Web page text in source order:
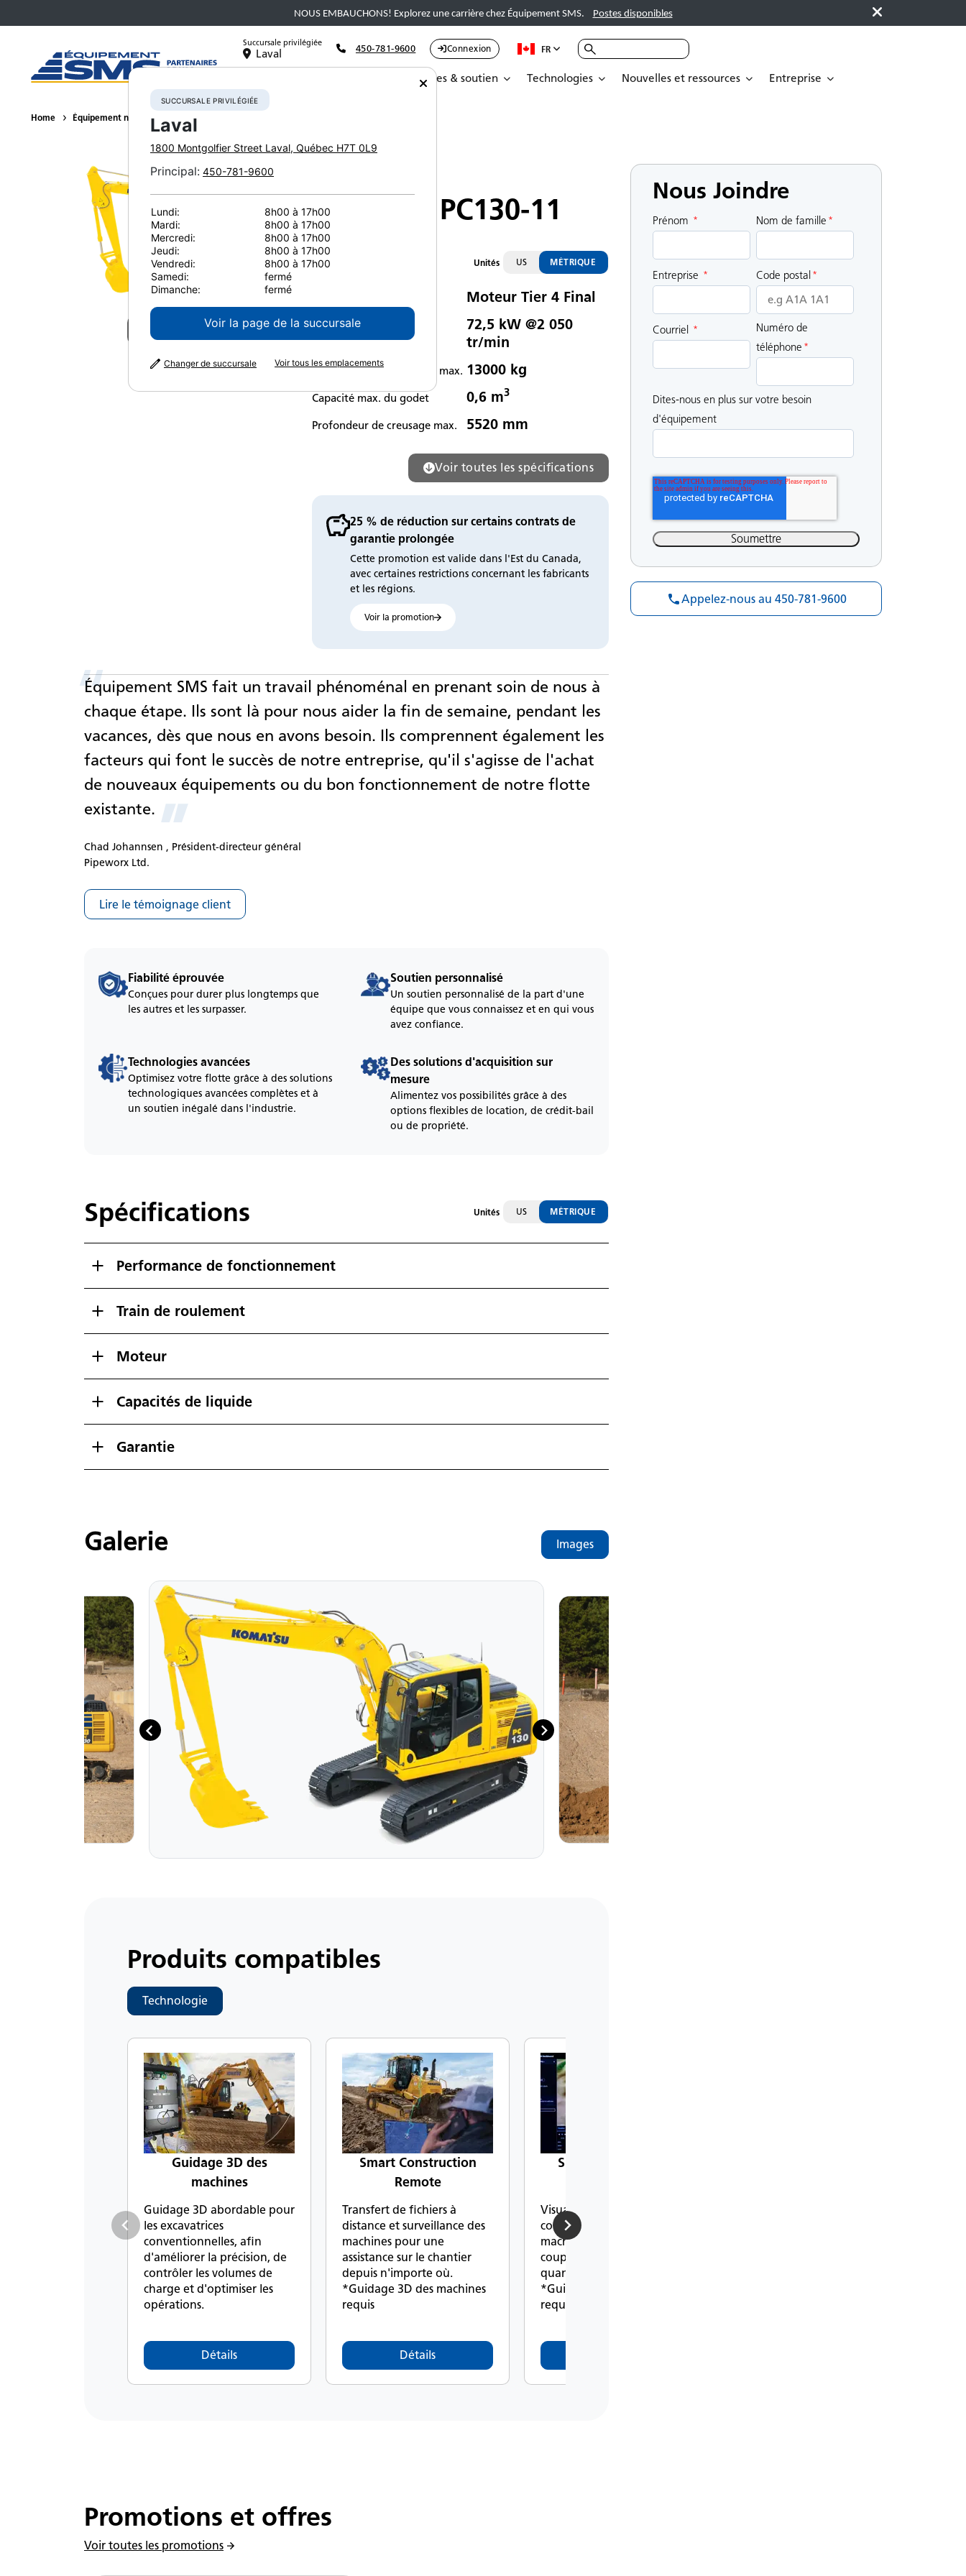
NOUS EMBAUCHONS! Explorez une carrière chez Équipement SMS. Postes disponibles
Succursale privilégiée
Laval 450-781-9600 Connexion FR
Services & soutien Technologies Nouvelles et ressources Entreprise
Home Équipement neuf Excavatrices
Voir la galerie
Komatsu PC130-11
Unités US MÉTRIQUE
Moteur Tier 4 Final
Puissance nette
72,5 kW @2 050
tr/min
Poids de fonctionnement max. 13000 kg
Capacité max. du godet 0,6 m3
Profondeur de creusage max. 5520 mm
Voir toutes les spécifications
25 % de réduction sur certains contrats de
garantie prolongée
Cette promotion est valide dans l'Est du Canada,
avec certaines restrictions concernant les fabricants
et les régions.
Voir la promotion
“
Équipement SMS fait un travail phénoménal en prenant soin de nous à
chaque étape. Ils sont là pour nous aider la fin de semaine, pendant les
vacances, dès que nous en avons besoin. Ils comprennent également les
facteurs qui font le succès de notre entreprise, qu'il s'agisse de l'achat
de nouveaux équipements ou du bon fonctionnement de notre flotte
existante.”
Chad Johannsen , Président-directeur général
Pipeworx Ltd.
Lire le témoignage client
Fiabilité éprouvée
Conçues pour durer plus longtemps que
les autres et les surpasser.
Soutien personnalisé
Un soutien personnalisé de la part d'une
équipe que vous connaissez et en qui vous
avez confiance.
Technologies avancées
Optimisez votre flotte grâce à des solutions
technologiques avancées complètes et à
un soutien inégalé dans l'industrie.
Des solutions d'acquisition sur
mesure
Alimentez vos possibilités grâce à des
options flexibles de location, de crédit-bail
ou de propriété.
Spécifications Unités US MÉTRIQUE
Performance de fonctionnement
Train de roulement
Moteur
Capacités de liquide
Garantie
Galerie Images
Produits compatibles
Technologie
Guidage 3D des
machines
Guidage 3D abordable pour
les excavatrices
conventionnelles, afin
d'améliorer la précision, de
contrôler les volumes de
charge et d'optimiser les
opérations.
Détails
Smart Construction
Remote
Transfert de fichiers à
distance et surveillance des
machines pour une
assistance sur le chantier
depuis n'importe où.
*Guidage 3D des machines
requis
Détails
Smart Construction
Visualisez les données de
conception, de drone et de
machine pour mesurer les
coupes, les remblais, les
quantités et la productivité.
*Guidage 3D des machines
requis
Promotions et offres
Voir toutes les promotions
Nous Joindre
Prénom * Nom de famille *
Entreprise * Code postal *
Courriel *
Numéro de
téléphone *
Dites-nous en plus sur votre besoin
d'équipement
Appelez-nous au 450-781-9600
SUCCURSALE PRIVILÉGIÉE
Laval
1800 Montgolfier Street Laval, Québec H7T 0L9
Principal: 450-781-9600
Lundi:
8h00 à 17h00
Mardi:
8h00 à 17h00
Mercredi:
8h00 à 17h00
Jeudi:
8h00 à 17h00
Vendredi:
8h00 à 17h00
Samedi:
fermé
Dimanche:
fermé
Voir la page de la succursale
Changer de succursale Voir tous les emplacements